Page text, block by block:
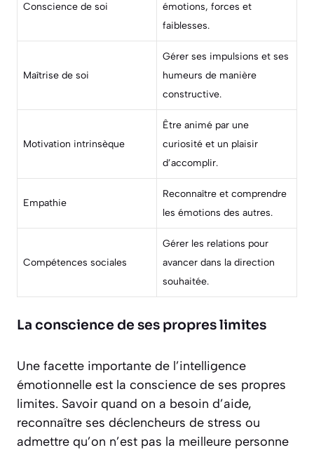
Conscience de soi
émotions, forces et
faiblesses.
Maîtrise de soi
Gérer ses impulsions et ses
humeurs de manière
constructive.
Motivation intrinsèque
Être animé par une
curiosité et un plaisir
d’accomplir.
Empathie
Reconnaître et comprendre
les émotions des autres.
Compétences sociales
Gérer les relations pour
avancer dans la direction
souhaitée.
La conscience de ses propres limites
Une facette importante de l’intelligence
émotionnelle est la conscience de ses propres
limites. Savoir quand on a besoin d’aide,
reconnaître ses déclencheurs de stress ou
admettre qu’on n’est pas la meilleure personne